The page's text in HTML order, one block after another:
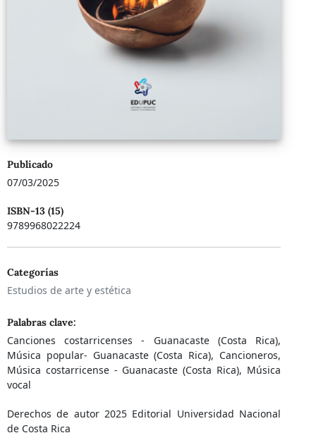
Publicado
07/03/2025
ISBN-13 (15)
9789968022224
Categorías
Estudios de arte y estética
Palabras clave:
Canciones costarricenses - Guanacaste (Costa Rica),
Música popular- Guanacaste (Costa Rica), Cancioneros,
Música costarricense - Guanacaste (Costa Rica), Música
vocal
Derechos de autor 2025 Editorial Universidad Nacional
de Costa Rica